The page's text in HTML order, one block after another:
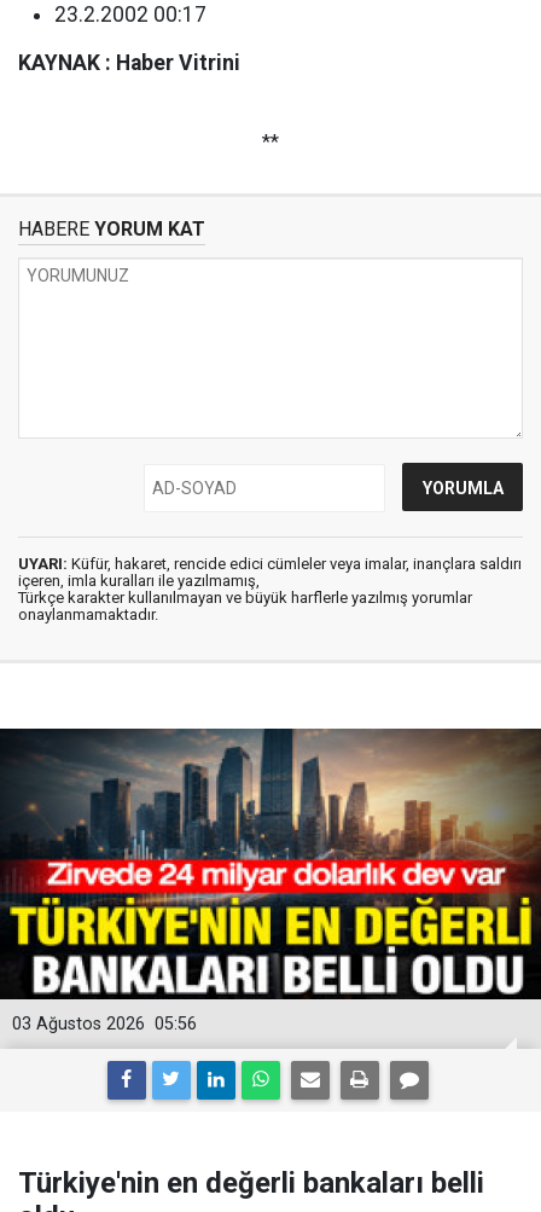
23.2.2002 00:17
KAYNAK : Haber Vitrini
**
HABERE YORUM KAT
UYARI: Küfür, hakaret, rencide edici cümleler veya imalar, inançlara saldırı
içeren, imla kuralları ile yazılmamış,
Türkçe karakter kullanılmayan ve büyük harflerle yazılmış yorumlar
onaylanmamaktadır.
05:56
03 Ağustos 2026
Türkiye'nin en değerli bankaları belli